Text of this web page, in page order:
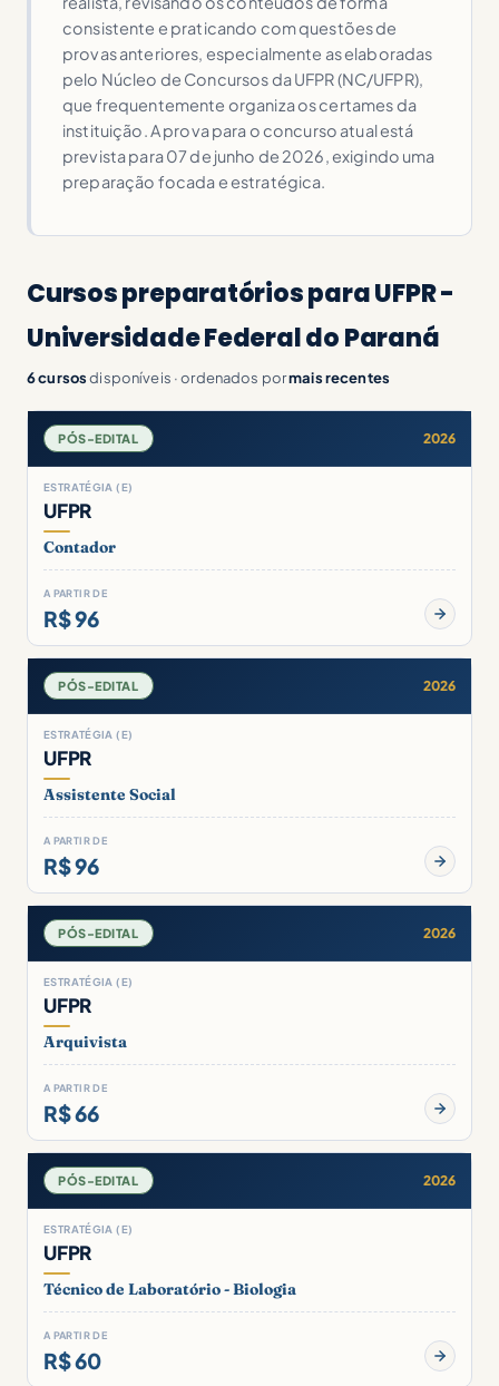
consistente e praticando com questões de
provas anteriores, especialmente as elaboradas
pelo Núcleo de Concursos da UFPR (NC/UFPR),
que frequentemente organiza os certames da
instituição. A prova para o concurso atual está
prevista para 07 de junho de 2026, exigindo uma
preparação focada e estratégica.
Cursos preparatórios para UFPR -
Universidade Federal do Paraná
6 cursosdisponíveis · ordenados pormais recentes
PÓS-EDITAL 2026
ESTRATÉGIA (E)
UFPR
Contador
A PARTIR DE
R$ 96
PÓS-EDITAL 2026
ESTRATÉGIA (E)
UFPR
Assistente Social
A PARTIR DE
R$ 96
PÓS-EDITAL 2026
ESTRATÉGIA (E)
UFPR
Arquivista
A PARTIR DE
R$ 66
PÓS-EDITAL 2026
ESTRATÉGIA (E)
UFPR
Técnico de Laboratório - Biologia
A PARTIR DE
R$ 60